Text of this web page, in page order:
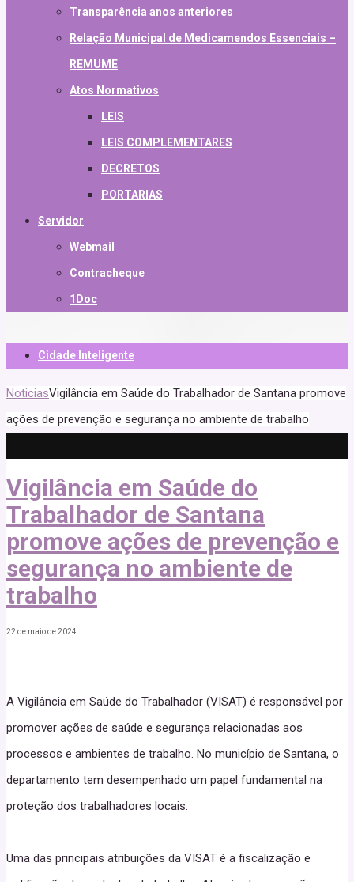
Transparência anos anteriores
Relação Municipal de Medicamendos Essenciais –
REMUME
Atos Normativos
LEIS
LEIS COMPLEMENTARES
DECRETOS
PORTARIAS
Servidor
Webmail
Contracheque
1Doc
Cidade Inteligente
NoticiasVigilância em Saúde do Trabalhador de Santana promove
ações de prevenção e segurança no ambiente de trabalho
Vigilância em Saúde do
Trabalhador de Santana
promove ações de prevenção e
segurança no ambiente de
trabalho
22 de maio de 2024
A Vigilância em Saúde do Trabalhador (VISAT) é responsável por
promover ações de saúde e segurança relacionadas aos
processos e ambientes de trabalho. No município de Santana, o
departamento tem desempenhado um papel fundamental na
proteção dos trabalhadores locais.
Uma das principais atribuições da VISAT é a fiscalização e